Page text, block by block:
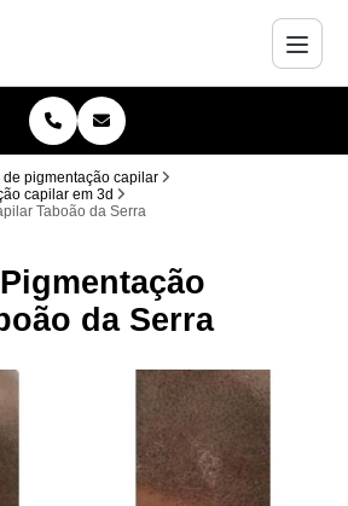
de pigmentação capilar
capilar em 3d
Taboão da Serra
da Serra